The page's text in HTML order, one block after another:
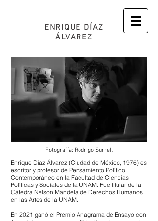
ENRIQUE DÍAZ
ÁLVAREZ
Fotografía: Rodrigo Surrell
Enrique Díaz Álvarez (Ciudad de México, 1976) es
escritor y profesor de Pensamiento Político
Contemporáneo en la Facultad de Ciencias
Políticas y Sociales de la UNAM. Fue titular de la
Cátedra Nelson Mandela de Derechos Humanos
en las Artes de la UNAM.
En 2021 ganó el Premio Anagrama de Ensayo con